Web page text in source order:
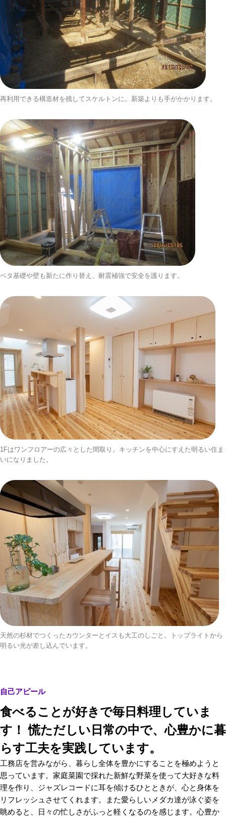
再利用できる構造材を残してスケルトンに。新築よりも手がかかります。
ベタ基礎や壁も新たに作り替え、耐震補強で安全を護ります。
1Fはワンフロアーの広々とした間取り。キッチンを中心にすえた明るい住ま
いになりました。
天然の杉材でつくったカウンターとイスも大工のしごと。トップライトから
明るい光が差し込んでいます。
自己アピール
食べることが好きで毎日料理していま
す！ 慌ただしい日常の中で、心豊かに暮
らす工夫を実践しています。
工務店を営みながら、暮らし全体を豊かにすることを極めようと
思っています。家庭菜園で採れた新鮮な野菜を使って大好きな料
理を作り、ジャズレコードに耳を傾けるひとときが、心と身体を
リフレッシュさせてくれます。また愛らしいメダカ達が泳ぐ姿を
眺めると、日々の忙しさがふっと軽くなるのを感じます。心豊か